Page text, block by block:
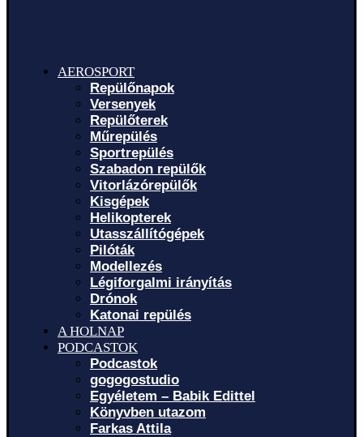
AEROSPORT
Repülőnapok
Versenyek
Repülőterek
Műrepülés
Sportrepülés
Szabadon repülők
Vitorlázórepülők
Kisgépek
Helikopterek
Utasszállítógépek
Pilóták
Modellezés
Légiforgalmi irányítás
Drónok
Katonai repülés
A HOLNAP
PODCASTOK
Podcastok
gogogostudio
Egyéletem – Babik Edittel
Könyvben utazom
Farkas Attila